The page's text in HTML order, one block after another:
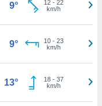
9° 12- 22
km/h
9° 10- 23
km/h
13° 18- 37
km/h